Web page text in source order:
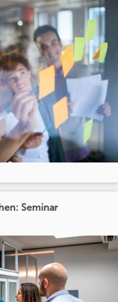
Seminar